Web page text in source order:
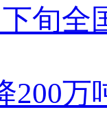
旬全
200万